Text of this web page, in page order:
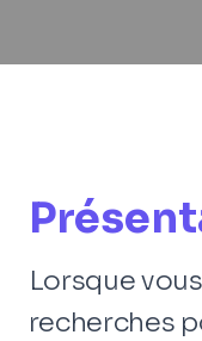
Lorsque
recherches